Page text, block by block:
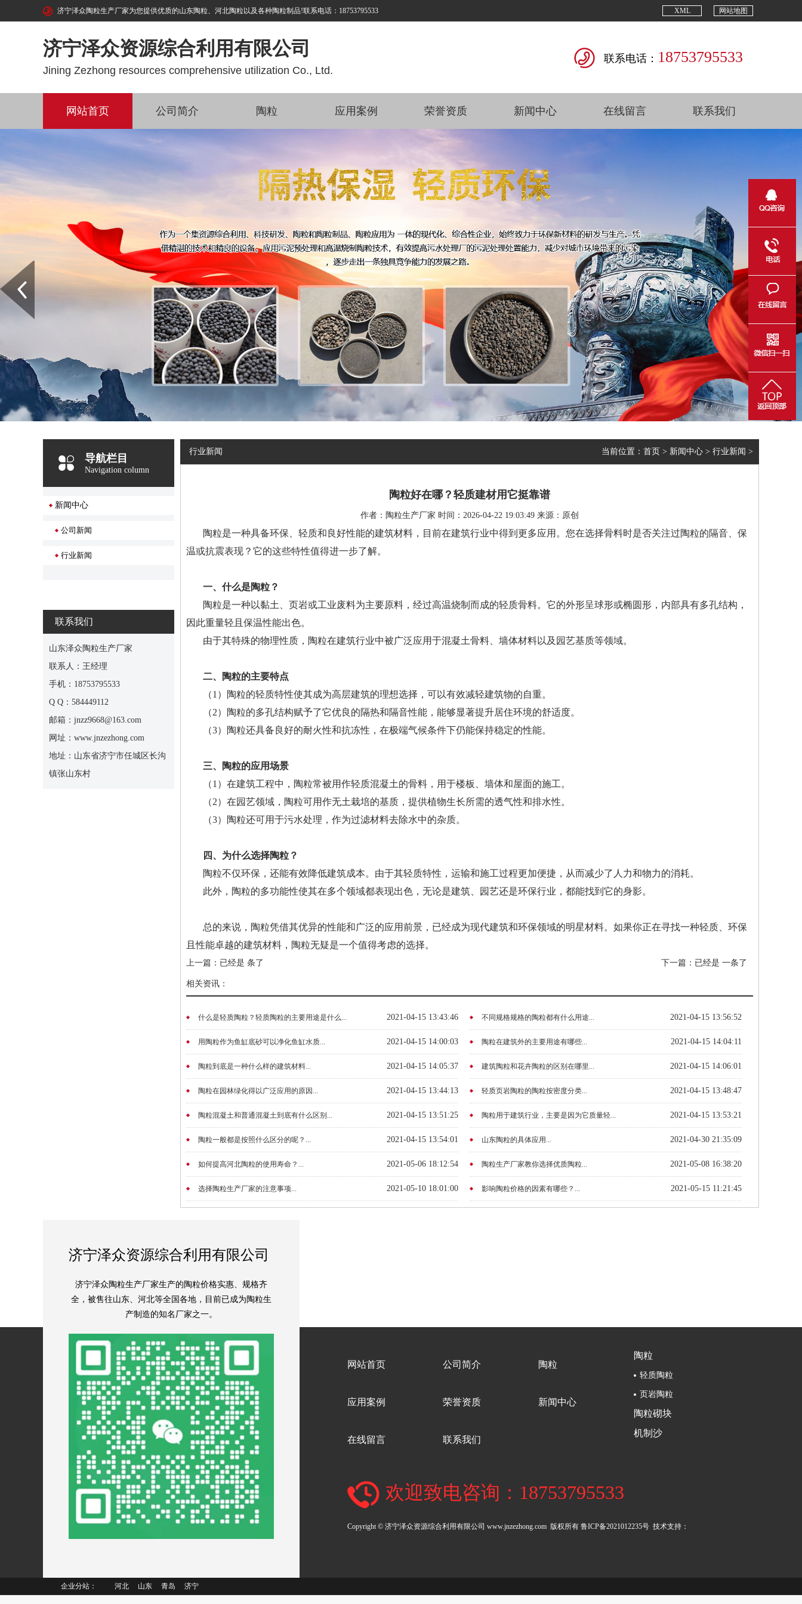
济宁泽众陶粒生产厂家为您提供优质的山东陶粒、河北陶粒以及各种陶粒制品!联系电话：18753795533 网站地图
XML
济宁泽众资源综合利用有限公司
Jining Zezhong resources comprehensive utilization Co., Ltd.
联系电话： 18753795533
网站首页 公司简介 陶粒 应用案例 荣誉资质 新闻中心 在线留言 联系我们
Next
导航栏目
Navigation column
新闻中心
公司新闻
行业新闻
联系我们
山东泽众陶粒生产厂家
联系人：王经理
手机：18753795533
Q Q：584449112
邮箱：jnzz9668@163.com
网址：www.jnzezhong.com
地址：山东省济宁市任城区长沟
镇张山东村
当前位置： 首页 > 新闻中心 > 行业新闻 >
行业新闻
陶粒好在哪？轻质建材用它挺靠谱
作者：陶粒生产厂家 时间：2026-04-22 19:03:49 来源：原创
陶粒是一种具备环保、轻质和良好性能的建筑材料，目前在建筑行业中得到更多应用。您在选择骨料时是否关注过陶粒的隔音、保
温或抗震表现？它的这些特性值得进一步了解。
一、什么是陶粒？
陶粒是一种以黏土、页岩或工业废料为主要原料，经过高温烧制而成的轻质骨料。它的外形呈球形或椭圆形，内部具有多孔结构，
因此重量轻且保温性能出色。
由于其特殊的物理性质，陶粒在建筑行业中被广泛应用于混凝土骨料、墙体材料以及园艺基质等领域。
二、陶粒的主要特点
（1）陶粒的轻质特性使其成为高层建筑的理想选择，可以有效减轻建筑物的自重。
（2）陶粒的多孔结构赋予了它优良的隔热和隔音性能，能够显著提升居住环境的舒适度。
（3）陶粒还具备良好的耐火性和抗冻性，在极端气候条件下仍能保持稳定的性能。
三、陶粒的应用场景
（1）在建筑工程中，陶粒常被用作轻质混凝土的骨料，用于楼板、墙体和屋面的施工。
（2）在园艺领域，陶粒可用作无土栽培的基质，提供植物生长所需的透气性和排水性。
（3）陶粒还可用于污水处理，作为过滤材料去除水中的杂质。
四、为什么选择陶粒？
陶粒不仅环保，还能有效降低建筑成本。由于其轻质特性，运输和施工过程更加便捷，从而减少了人力和物力的消耗。
此外，陶粒的多功能性使其在多个领域都表现出色，无论是建筑、园艺还是环保行业，都能找到它的身影。
总的来说，陶粒凭借其优异的性能和广泛的应用前景，已经成为现代建筑和环保领域的明星材料。如果你正在寻找一种轻质、环保
且性能卓越的建筑材料，陶粒无疑是一个值得考虑的选择。
上一篇：已经是 条了 下一篇：已经是 一条了
相关资讯：
2021-04-15 13:43:46
什么是轻质陶粒？轻质陶粒的主要用途是什么... 2021-04-15 13:56:52
不同规格规格的陶粒都有什么用途...
2021-04-15 14:00:03
用陶粒作为鱼缸底砂可以净化鱼缸水质... 2021-04-15 14:04:11
陶粒在建筑外的主要用途有哪些...
2021-04-15 14:05:37
陶粒到底是一种什么样的建筑材料... 2021-04-15 14:06:01
建筑陶粒和花卉陶粒的区别在哪里...
2021-04-15 13:44:13
陶粒在园林绿化得以广泛应用的原因... 2021-04-15 13:48:47
轻质页岩陶粒的陶粒按密度分类...
2021-04-15 13:51:25
陶粒混凝土和普通混凝土到底有什么区别... 2021-04-15 13:53:21
陶粒用于建筑行业，主要是因为它质量轻...
2021-04-15 13:54:01
陶粒一般都是按照什么区分的呢？... 2021-04-30 21:35:09
山东陶粒的具体应用...
2021-05-06 18:12:54
如何提高河北陶粒的使用寿命？... 2021-05-08 16:38:20
陶粒生产厂家教你选择优质陶粒...
2021-05-10 18:01:00
选择陶粒生产厂家的注意事项... 2021-05-15 11:21:45
影响陶粒价格的因素有哪些？...
济宁泽众资源综合利用有限公司
济宁泽众陶粒生产厂家生产的陶粒价格实惠、规格齐
全，被售往山东、河北等全国各地，目前已成为陶粒生
产制造的知名厂家之一。
网站首页 公司简介 陶粒
应用案例 荣誉资质 新闻中心
在线留言 联系我们
陶粒
轻质陶粒
页岩陶粒
陶粒砌块
机制沙
欢迎致电咨询：18753795533
Copyright © 济宁泽众资源综合利用有限公司 www.jnzezhong.com 版权所有 鲁ICP备2021012235号 技术支持：
企业分站： 河北 山东 青岛 济宁